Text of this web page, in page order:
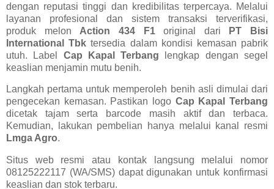
dengan reputasi tinggi dan kredibilitas terpercaya. Melalui
layanan profesional dan sistem transaksi terverifikasi,
produk melon Action 434 F1original dari
PT Bisi
International Tbk tersedia dalam kondisi kemasan pabrik
utuh. Label Cap Kapal Terbang
lengkap dengan segel
keaslian menjamin mutu benih.
Langkah pertama untuk memperoleh benih asli dimulai dari
pengecekan kemasan. Pastikan logo Cap Kapal Terbang
dicetak tajam serta barcode masih aktif dan terbaca.
Kemudian, lakukan pembelian hanya melalui kanal resmi
Lmga Agro.
Situs web resmi atau kontak langsung melalui nomor
08125222117 (WA/SMS) dapat digunakan untuk konfirmasi
keaslian dan stok terbaru.